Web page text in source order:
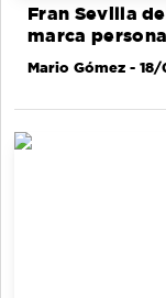
Fran Sevilla
marca
Mario Gómez - 18/